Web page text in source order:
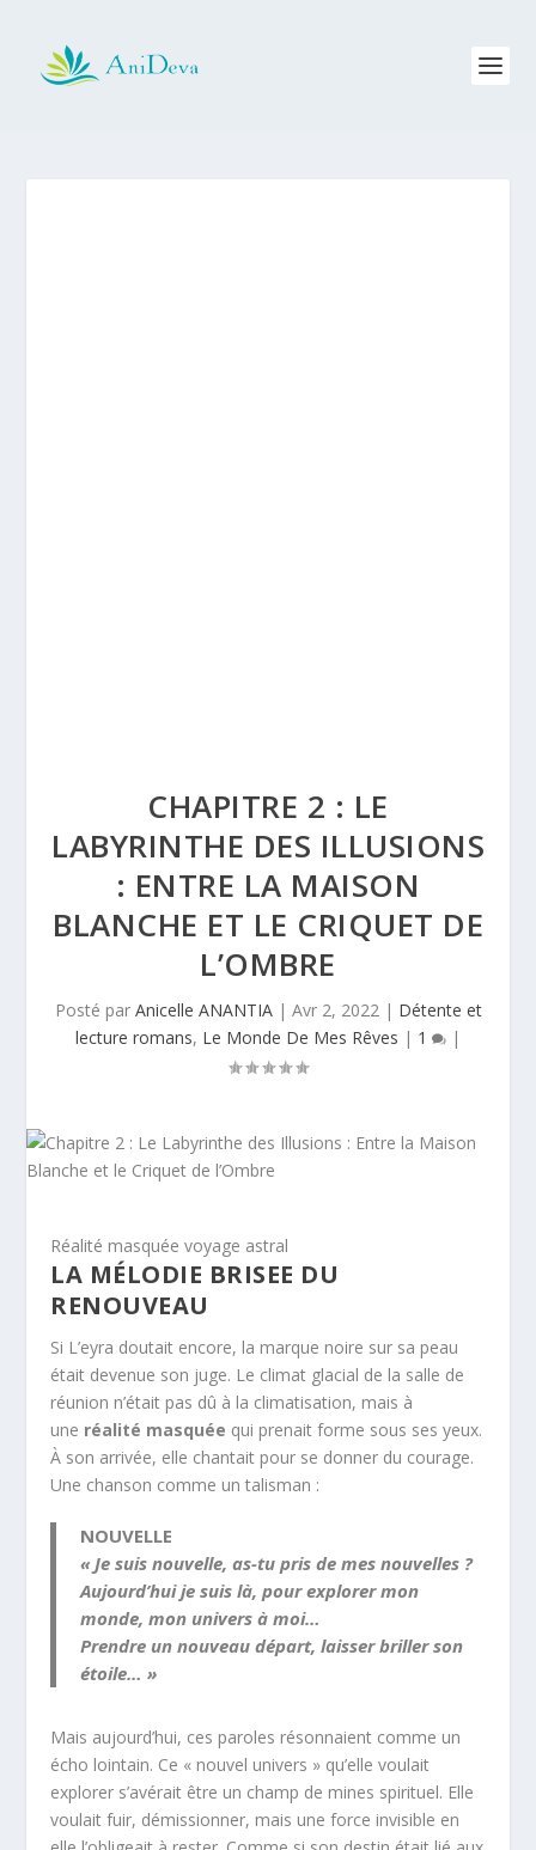
CHAPITRE 2 : LE
LABYRINTHE DES ILLUSIONS
: ENTRE LA MAISON
BLANCHE ET LE CRIQUET DE
L’OMBRE
Posté par Anicelle ANANTIA| Avr 2, 2022| Détente et
lecture romans, Le Monde De Mes Rêves | 1 |
Réalité masquée voyage astral
LA MÉLODIE BRISEE DU
RENOUVEAU
Si L’eyra doutait encore, la marque noire sur sa peau
était devenue son juge. Le climat glacial de la salle de
réunion n’était pas dû à la climatisation, mais à
une réalité masquée qui prenait forme sous ses yeux.
À son arrivée, elle chantait pour se donner du courage.
Une chanson comme un talisman :
NOUVELLE
« Je suis nouvelle, as-tu pris de mes nouvelles ?
Aujourd’hui je suis là, pour explorer mon
monde, mon univers à moi…
Prendre un nouveau départ, laisser briller son
étoile… »
Mais aujourd’hui, ces paroles résonnaient comme un
écho lointain. Ce « nouvel univers » qu’elle voulait
explorer s’avérait être un champ de mines spirituel. Elle
voulait fuir, démissionner, mais une force invisible en